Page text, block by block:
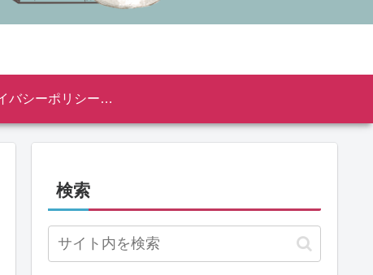
プライバシーポリシー・免責事項
検索